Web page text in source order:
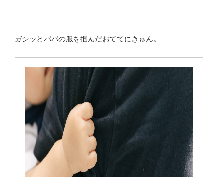
ガシッとパパの服を掴んだおててにきゅん。